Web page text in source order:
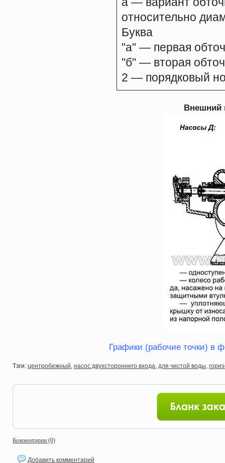
относительно
Буква
"а" — первая
"б" — вторая
2 — порядковый
Внешний
Графики (рабочие точки) в
Тэги: центробежный, насос двухстороннего входа, для чистой воды,
Комментарии (0)
Добавить комментарий